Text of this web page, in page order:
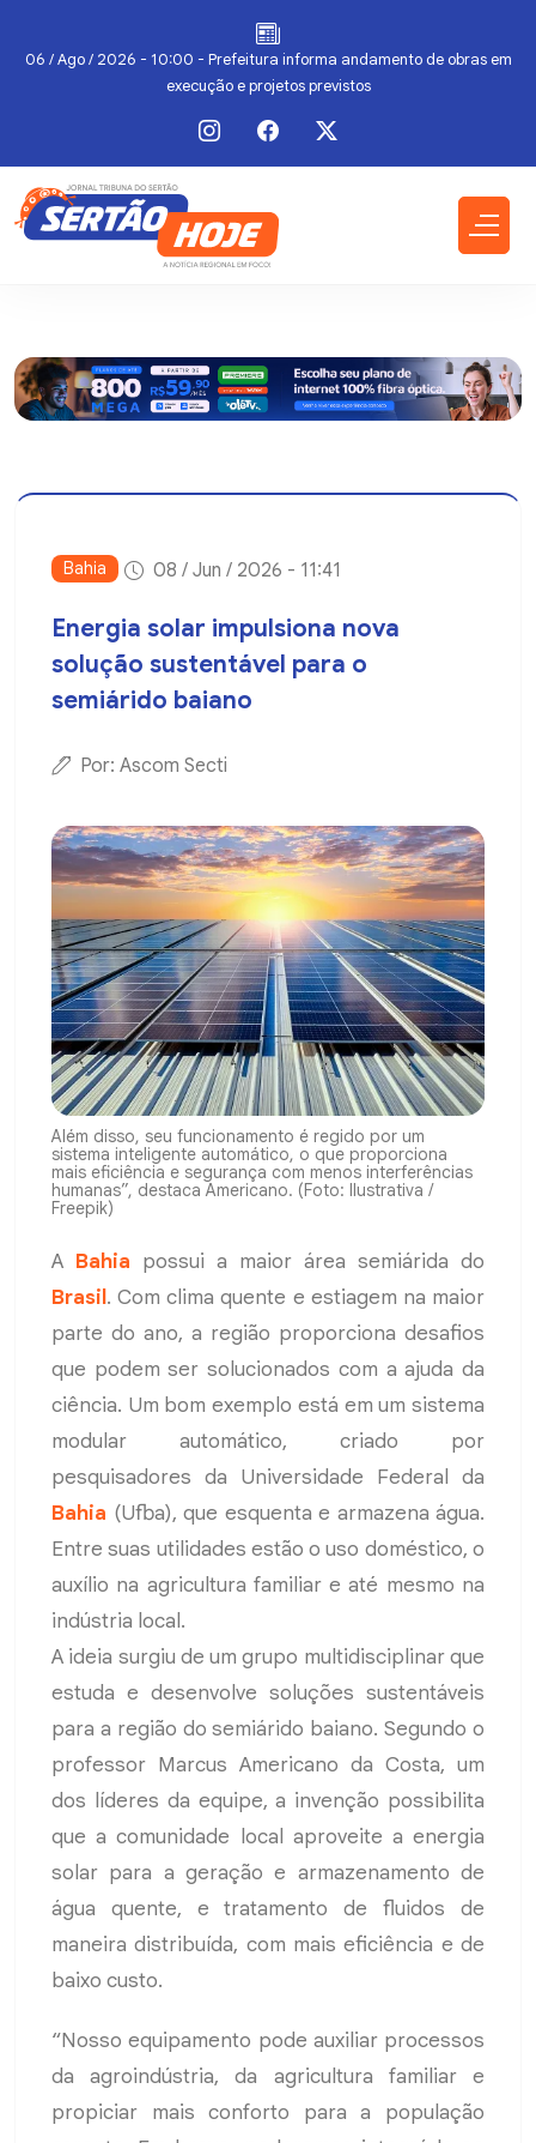
06 / Ago / 2026 - 10:00 - Prefeitura informa andamento de obras em
execução e projetos previstos
Bahia 08 / Jun / 2026 - 11:41
Energia solar impulsiona nova
solução sustentável para o
semiárido baiano
Por: Ascom Secti
Além disso, seu funcionamento é regido por um
sistema inteligente automático, o que proporciona
mais eficiência e segurança com menos interferências
humanas”, destaca Americano. (Foto: Ilustrativa /
Freepik)
A Bahia possui a maior área semiárida do
Brasil. Com clima quente e estiagem na maior
parte do ano, a região proporciona desafios
que podem ser solucionados com a ajuda da
ciência. Um bom exemplo está em um sistema
modular automático, criado por
pesquisadores da Universidade Federal da
Bahia (Ufba), que esquenta e armazena água.
Entre suas utilidades estão o uso doméstico, o
auxílio na agricultura familiar e até mesmo na
indústria local.
A ideia surgiu de um grupo multidisciplinar que
estuda e desenvolve soluções sustentáveis
para a região do semiárido baiano. Segundo o
professor Marcus Americano da Costa, um
dos líderes da equipe, a invenção possibilita
que a comunidade local aproveite a energia
solar para a geração e armazenamento de
água quente, e tratamento de fluidos de
maneira distribuída, com mais eficiência e de
baixo custo.
“Nosso equipamento pode auxiliar processos
da agroindústria, da agricultura familiar e
propiciar mais conforto para a população